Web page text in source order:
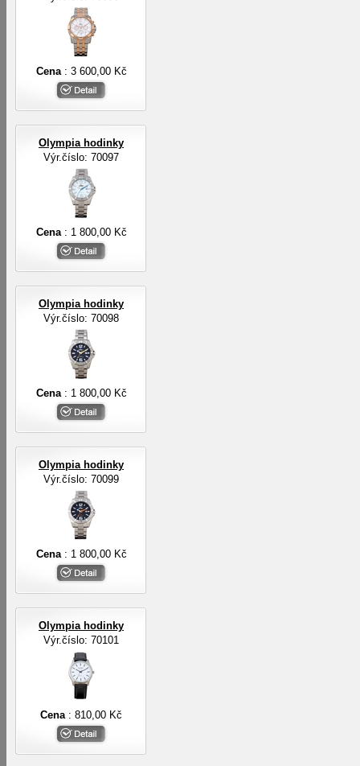
Cena : 3 600,00 Kč
Olympia hodinky
Výr.číslo: 70097
Cena : 1 800,00 Kč
Olympia hodinky
Výr.číslo: 70098
Cena : 1 800,00 Kč
Olympia hodinky
Výr.číslo: 70099
Cena : 1 800,00 Kč
Olympia hodinky
Výr.číslo: 70101
Cena : 810,00 Kč